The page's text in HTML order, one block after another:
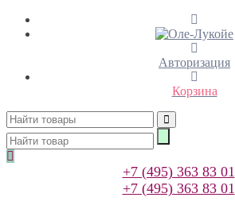
Авторизация
Корзина
+7 (495) 363 83 01
+7 (495) 363 83 01